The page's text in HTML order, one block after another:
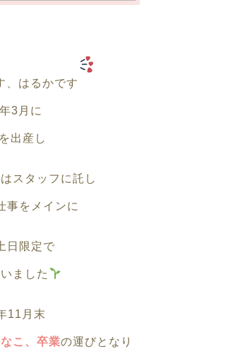
、はるかです
3月に
出産し
スタッフに託し
事をメインに
日限定で
ました
11月末
こ、卒業の運びとなり